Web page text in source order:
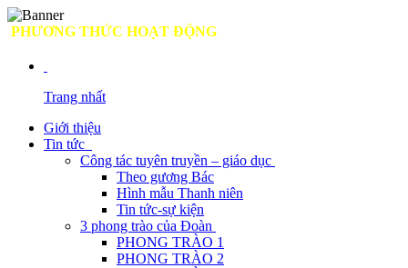
THỨC HOẠT ĐỘNG
Trang nhất
Giới thiệu
Tin tức
Công tác tuyên truyền – giáo dục
Theo gương Bác
Hình mẫu Thanh niên
Tin tức-sự kiện
3 phong trào của Đoàn
PHONG TRÀO 1
PHONG TRÀO 2